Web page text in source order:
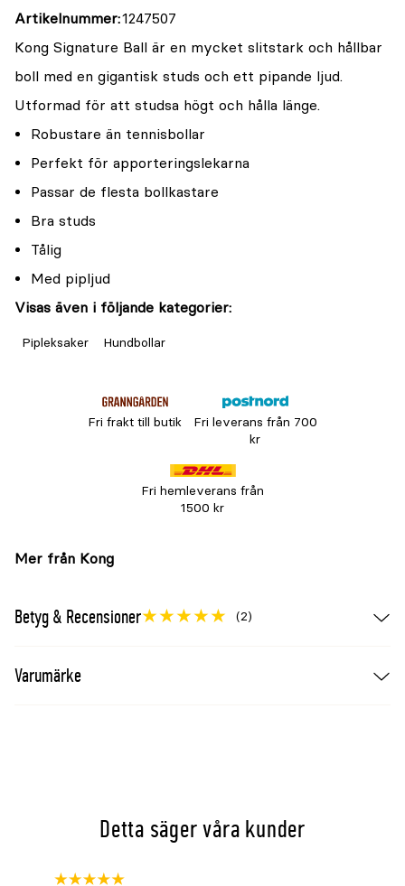
Artikelnummer 1247507
Kong Signature Ball är en mycket slitstark och hållbar
boll med en gigantisk studs och ett pipande ljud.
Utformad för att studsa högt och hålla länge.
Robustare än tennisbollar
Perfekt för apporteringslekarna
Passar de flesta bollkastare
Bra studs
Tålig
Med pipljud
Visas även i följande kategorier:
Pipleksaker Hundbollar
Fri frakt till butik
Fri leverans från 700
kr
Fri hemleverans från
1500 kr
Mer från Kong
Betyg & Recensioner (2)
Varumärke
Detta säger våra kunder